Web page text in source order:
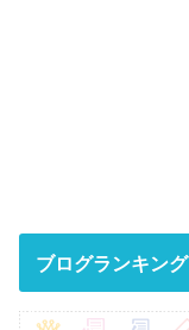
ブログランキング